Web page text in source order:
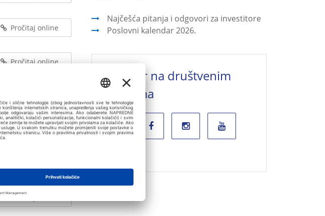
Pročitaj online
Pročitaj online
Pročitaj online
Pročitaj online
Najčešća pitanja i odgovori za investitore
Poslovni kalendar 2026.
Valamar na društvenim
mrežama